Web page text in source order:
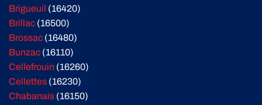
Brigueuil (16420)
Brillac (16500)
Brossac (16480)
Bunzac (16110)
Cellefrouin (16260)
Cellettes (16230)
Chabanais (16150)